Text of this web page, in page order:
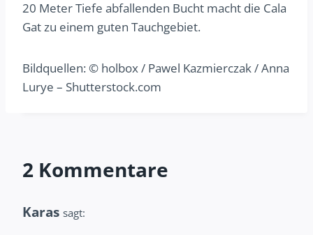
20 Meter Tiefe abfallenden Bucht macht die Cala
Gat zu einem guten Tauchgebiet.
Bildquellen: © holbox / Pawel Kazmierczak / Anna
Lurye – Shutterstock.com
2 Kommentare
Karas sagt: